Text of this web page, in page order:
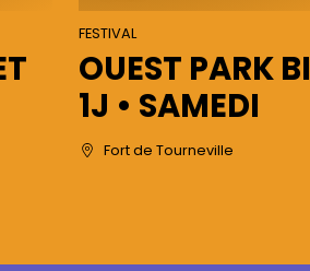
FESTIVAL
OUEST PARK
1J • SAMEDI
Fort de Tourneville